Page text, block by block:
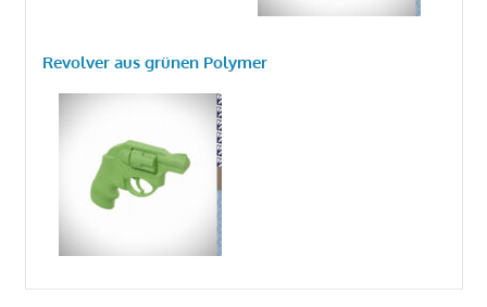
Revolver aus grünen Polymer